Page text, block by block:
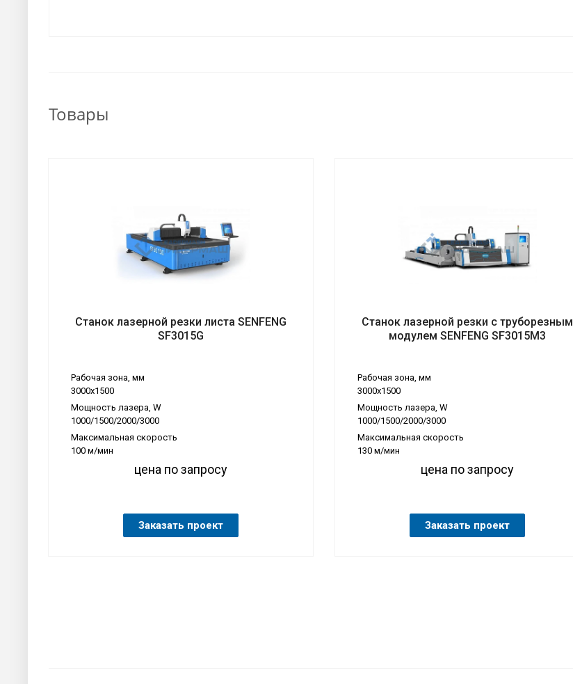
Товары
Станок лазерной резки листа SENFENG
SF3015G
Рабочая зона, мм
3000х1500
Мощность лазера, W
1000/1500/2000/3000
Максимальная скорость
100 м/мин
цена по запросу
Заказать проект
Станок лазерной резки с труборезным
модулем SENFENG SF3015M3
Рабочая зона, мм
3000х1500
Мощность лазера, W
1000/1500/2000/3000
Максимальная скорость
130 м/мин
цена по запросу
Заказать проект